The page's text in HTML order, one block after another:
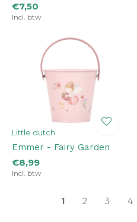
€7,50
Incl. btw
Little dutch
Emmer - Fairy Garden
€8,99
Incl. btw
1 2 3 4